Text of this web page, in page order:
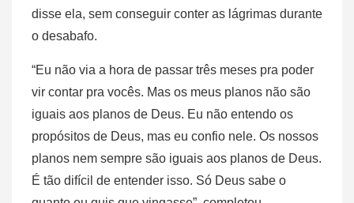
disse ela, sem conseguir conter as lágrimas durante
o desabafo.
“Eu não via a hora de passar três meses pra poder
vir contar pra vocês. Mas os meus planos não são
iguais aos planos de Deus. Eu não entendo os
propósitos de Deus, mas eu confio nele. Os nossos
planos nem sempre são iguais aos planos de Deus.
É tão difícil de entender isso. Só Deus sabe o